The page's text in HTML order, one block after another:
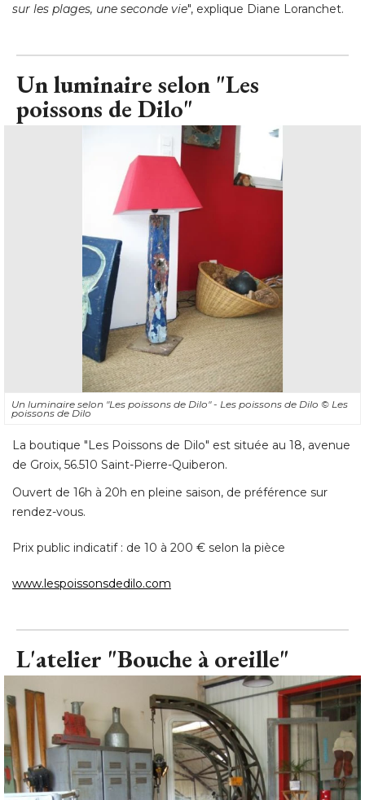
sur les plages, une seconde vie", explique Diane Loranchet.
Un luminaire selon "Les
poissons de Dilo"
Un luminaire selon "Les poissons de Dilo" - Les poissons de Dilo © Les
poissons de Dilo
La boutique "Les Poissons de Dilo" est située au 18, avenue
de Groix, 56.510 Saint-Pierre-Quiberon.
Ouvert de 16h à 20h en pleine saison, de préférence sur
rendez-vous.
Prix public indicatif : de 10 à 200 € selon la pièce
www.lespoissonsdedilo.com
L'atelier "Bouche à oreille"